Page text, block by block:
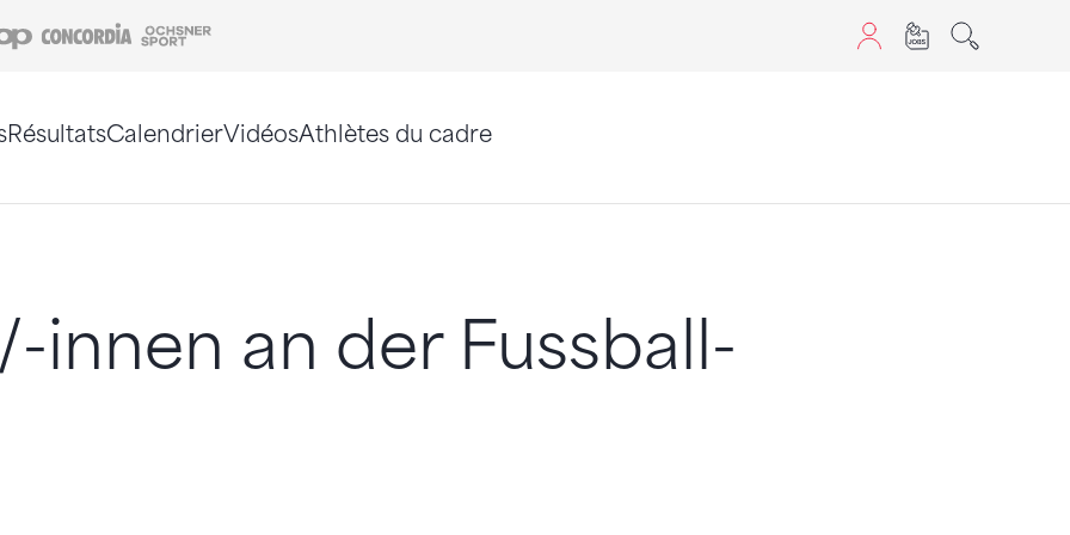
Coop Concordia
RésultatsCalendrierVidéosAthlètes du cadre
innen an der Fussball-